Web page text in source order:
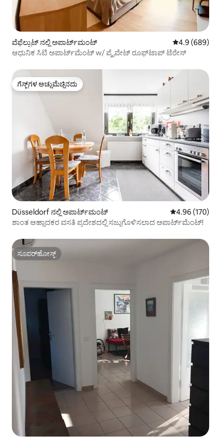
ವೆಫೆಲ್ಪುಟ್ ನಲ್ಲಿ ಅಪಾರ್ಟ್‌ಮಂಟ್ 5 ರಲ್ಲಿ 4.9
4.9 (689)
ಆಧುನಿಕ ಸಿಟಿ ಅಪಾರ್ಟ್‌ಮೆಂಟ್ w/ ಪ್ರೈವೇಟ್ ರೂಫ್‌ಟಾಪ್ ಟೆರೇಸ್
ಗೆಸ್ಟ್‌ಗಳ ಅಚ್ಚುಮೆಚ್ಚಿನದು
ಗೆಸ್ಟ್‌ಗಳ ಅಚ್ಚುಮೆಚ್ಚಿನದು
Düsseldorf ನಲ್ಲಿ ಅಪಾರ್ಟ್‌ಮಂಟ್ 5 ರಲ್ಲಿ 4.96
4.96 (170)
ಶಾಂತ ಆಹ್ಲಾದಕರ ವಸತಿ ಪ್ರದೇಶದಲ್ಲಿ ಸಜ್ಜುಗೊಳಿಸಲಾದ ಅಪಾರ್ಟ್‌ಮೆಂಟ್!
ಸೂಪರ್‌ಹೋಸ್ಟ್
ಸೂಪರ್‌ಹೋಸ್ಟ್